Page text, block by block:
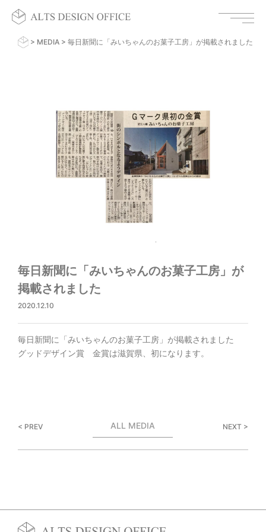
> MEDIA> 毎日新聞に「みいちゃんのお菓子工房」が掲載されました
毎日新聞に「みいちゃんのお菓子工房」が
掲載されました
2020.12.10
毎日新聞に「みいちゃんのお菓子工房」が掲載されました
グッドデザイン賞 金賞は滋賀県、初になります。
< PREV ALL MEDIA NEXT >